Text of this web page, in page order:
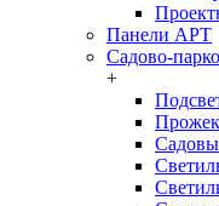
Панели АРТ
Садово-
+